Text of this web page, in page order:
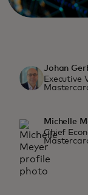
Johan
Executive
Michelle
Chief